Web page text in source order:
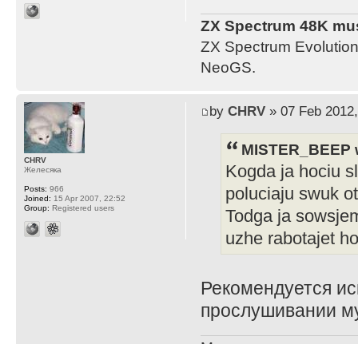
ZX Spectrum 48K
ZX Spectrum
NeoGS.
by CHRV» 07 Feb
MISTER_BEEP
Kogda ja hociu
poluciaju swuk
Todga ja
uzhe rabotajet
Рекомендуется
прослушивании
CHRV
Желесяка
Posts: 966
Joined: 15 Apr 2007, 22:52
Group: Registered users